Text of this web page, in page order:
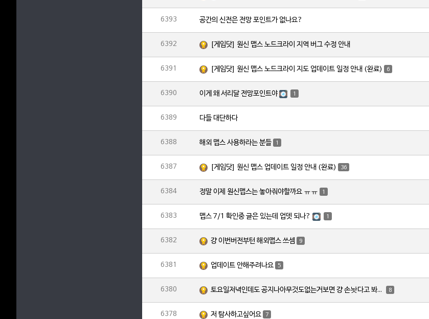
6393 공간의 신전은 전망 포인트가 없나요?
6392 [게임닷] 원신 맵스 노드크라이 지역 버그 수정 안내
6391 [게임닷] 원신 맵스 노드크라이 지도 업데이트 일정 안내 (완료) 6
6390 이게 왜 서리달 전망포인트야 1
6389 다들 대단하다
6388 해외 맵스 사용하라는 분들 1
6387 [게임닷] 원신 맵스 업데이트 일정 안내 (완료) 36
6384 정말 이제 원신맵스는 놓아줘야할까요 ㅠㅠ 1
6383 맵스 7/1 확인중 글은 있는데 업뎃 되나? 1
6382 걍 이번버전부턴 해외맵스 쓰셈 9
6381 업데이트 안해주려나요 5
6380 토요일저녁인데도 공지나아무것도없는거보면 걍 손놧다고 봐야하나요? 8
6378 저 탐사하고싶어요 7